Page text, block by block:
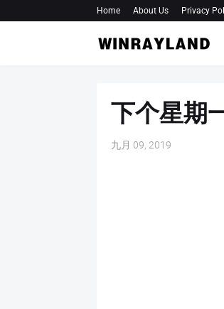
Home About Us Privacy
下个星期
九月 09, 2019